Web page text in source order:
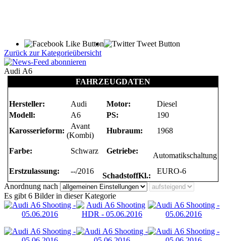
Zurück zur Kategorieübersicht
Audi A6
FAHRZEUGDATEN
Hersteller: Audi Motor:
Diesel
Modell:
A6 PS:
190
Karosserieform:
Avant
(Kombi)
Hubraum: 1968
Farbe: Schwarz Getriebe:
Automatikschaltung
Erstzulassung:
--/2016
SchadstoffKl.:
EURO-6
Anordnung nach
Es gibt 6 Bilder in dieser Kategorie